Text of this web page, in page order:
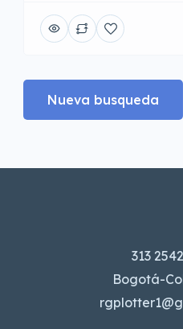
Nueva busqueda
313
Bogotá-